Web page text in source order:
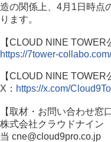
造の関係上、4月1日時点
ります。
【CLOUD NINE TOWER
https://7tower-collabo.com/
【CLOUD NINE TOWER
X： https://x.com/Cloud9
【取材・お問い合わせ窓口
株式会社クラウドナイ
当 cne@cloud9pro.co.jp